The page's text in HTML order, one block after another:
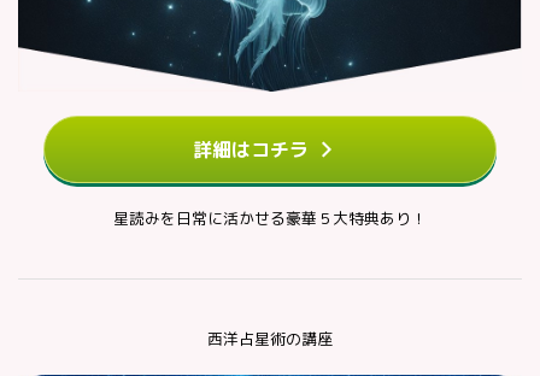
詳細はコチラ
星読みを日常に活かせる豪華５大特典あり！
西洋占星術の講座